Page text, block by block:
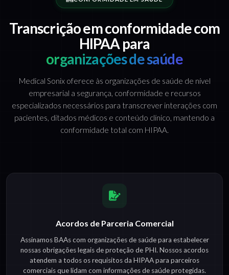
Transcrição em conformidade com
HIPAA para
organizações de saúde
Medical Sonix oferece às organizações de saúde de nível
empresarial a segurança, conformidade e recursos
especializados necessários para transcrever interações com
pacientes, ditados médicos e conteúdo clínico, mantendo a
conformidade total com HIPAA.
Acordos de Parceria Comercial
Assinamos BAAs com organizações de saúde para estabelecer
nossas obrigações legais de proteção de PHI. Nossos acordos
atendem a todos os requisitos da HIPAA para parceiros
comerciais que lidam com informações de saúde protegidas.